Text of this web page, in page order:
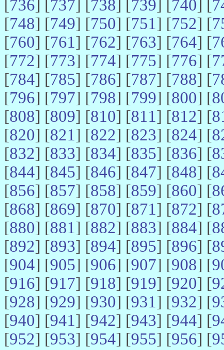
[736] [737] [738] [739] [740] [
[748] [749] [750] [751] [752] [
[760] [761] [762] [763] [764] [
[772] [773] [774] [775] [776] [
[784] [785] [786] [787] [788] [
[796] [797] [798] [799] [800] [
[808] [809] [810] [811] [812] [
[820] [821] [822] [823] [824] [
[832] [833] [834] [835] [836] [
[844] [845] [846] [847] [848] [
[856] [857] [858] [859] [860] [
[868] [869] [870] [871] [872] [
[880] [881] [882] [883] [884] [
[892] [893] [894] [895] [896] [
[904] [905] [906] [907] [908] [
[916] [917] [918] [919] [920] [
[928] [929] [930] [931] [932] [
[940] [941] [942] [943] [944] [
[952] [953] [954] [955] [956] [